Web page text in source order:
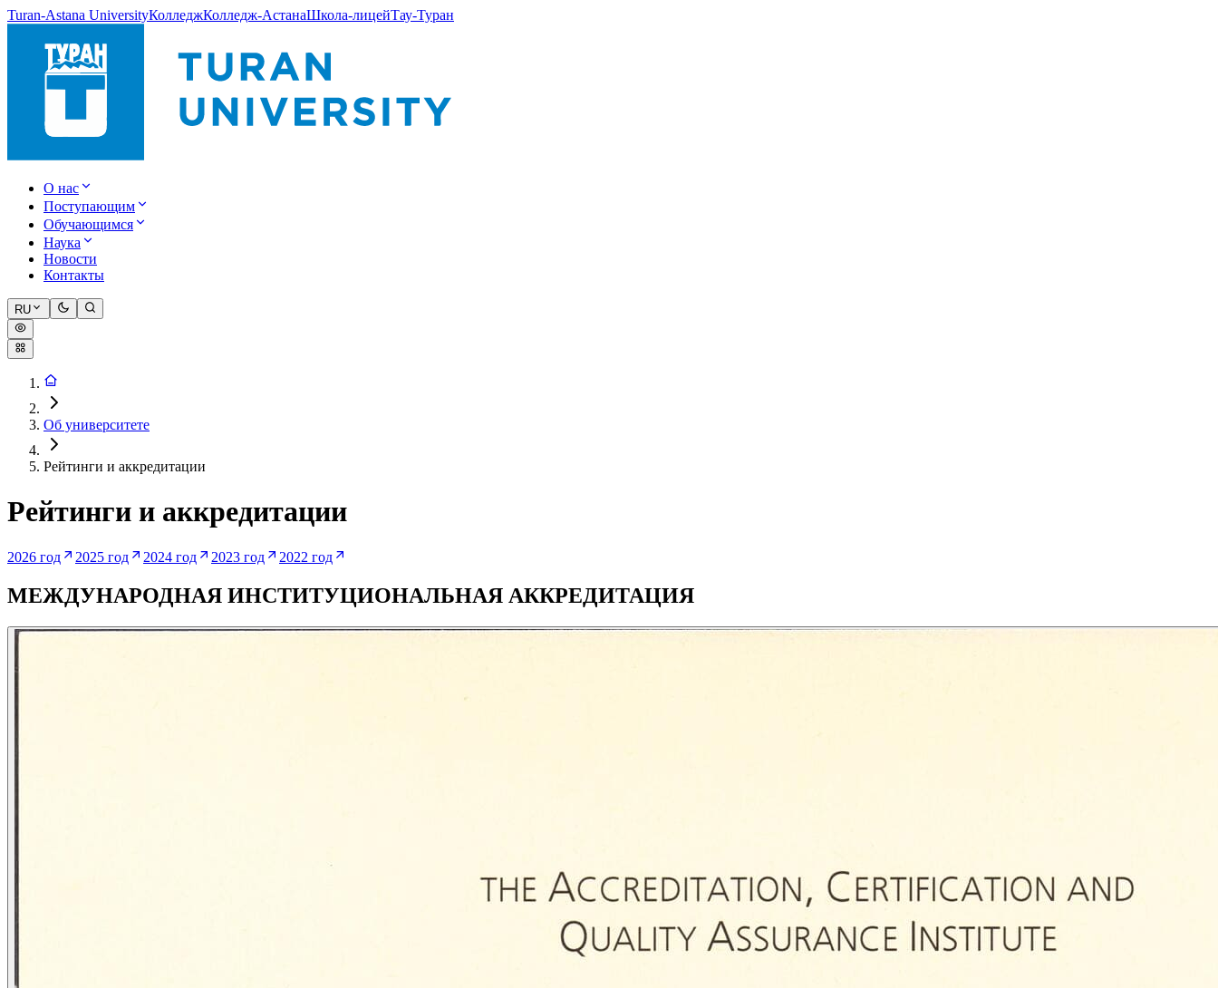
Turan-Astana UniversityКолледжКолледж-АстанаШкола-лицейТау-Туран
О нас
Поступающим
Обучающимся
Наука
Новости
Контакты
RU
Об университете
Рейтинги и аккредитации
Рейтинги и аккредитации
2026 год 2025 год 2024 год 2023 год 2022 год
МЕЖДУНАРОДНАЯ ИНСТИТУЦИОНАЛЬНАЯ АККРЕДИТАЦИЯ